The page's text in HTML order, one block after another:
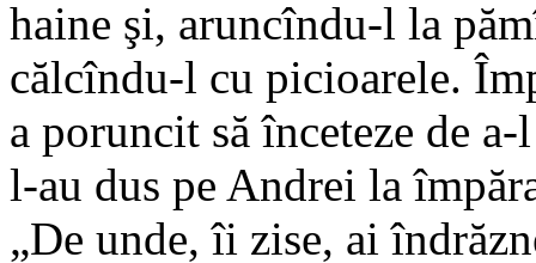
haine şi, aruncîndu-l la
călcîndu-l cu picioarele.
a poruncit să înceteze de
l-au dus pe Andrei la
„De unde, îi zise, ai